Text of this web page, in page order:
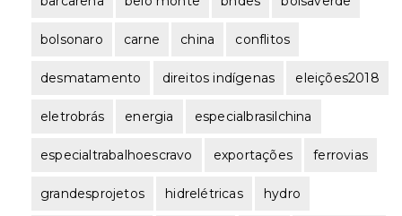
bolsonaro carne china conflitos
desmatamento direitos indígenas eleições2018
eletrobrás energia especialbrasilchina
especialtrabalhoescravo exportações ferrovias
grandesprojetos hidrelétricas hydro